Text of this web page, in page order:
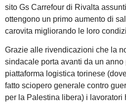
sito Gs Carrefour di Rivalta
ottengono un primo aumento di
carovita migliorando le loro
Grazie alle rivendicazioni che la
sindacale porta avanti da un
piattaforma logistica torinese
fatto sciopero generale contro
per la Palestina libera) i lavoratori